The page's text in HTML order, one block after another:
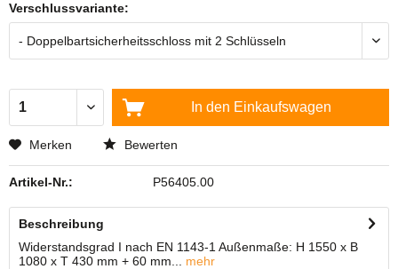
Verschlussvariante:
In den Einkaufswagen
Merken Bewerten
Artikel-Nr.: P56405.00
Beschreibung
Widerstandsgrad I nach EN 1143-1 Außenmaße: H 1550 x B
1080 x T 430 mm + 60 mm...
mehr